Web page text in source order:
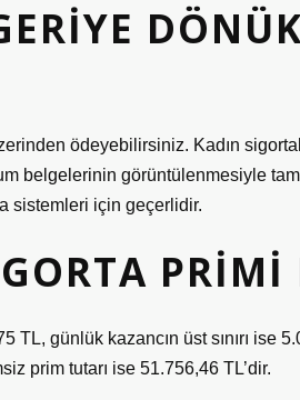
ödeyebilirsiniz. Kadın
belgelerinin görüntülenmesiyle
sistemleri için geçerlidir.
PRIMI
TL, günlük kazancın üst sınırı ise
prim tutarı ise 51.756,46 TL’dir.